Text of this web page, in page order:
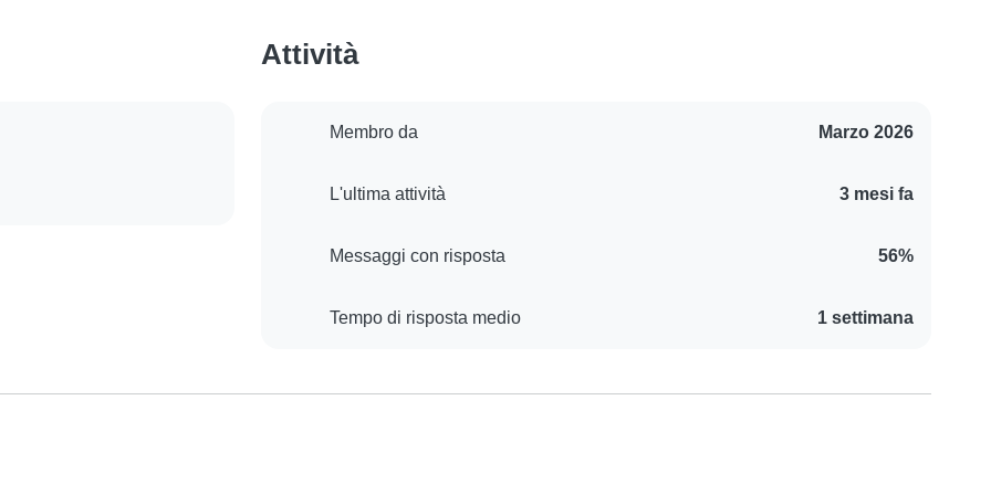
Attività
Membro da Marzo 2026
L'ultima attività 3 mesi fa
Messaggi con risposta 56%
Tempo di risposta medio 1 settimana